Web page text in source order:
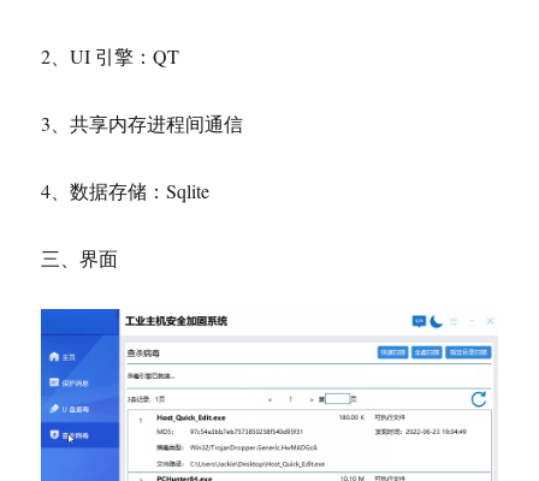
2、UI 引擎：QT
3、共享内存进程间通信
4、数据存储：Sqlite
三、界面